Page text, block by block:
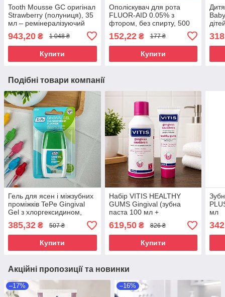
Tooth Mousse GC оригінал
Strawberry (полуниця), 35
мл – ремінералізуючий
чутливості, без фтору
943,20 ₴ 1 048 ₴
Купити
Ополіскувач для рота
FLUOR-AID 0.05% з
фтором, без спирту, 500
мл — для дітей від 6 років
і дорослих
152,22₴ 177 ₴
Купити
318
Подібні товари компанії
Гель для ясен і міжзубних
проміжків TePe Gingival
Gel з хлоргексидином,
ксилітом і фтором, 20 мл
385,32 ₴ 507 ₴
Купити
Набір VITIS HEALTHY
GUMS Gingival (зубна
паста 100 мл +
ополіскувач 500 мл)
619,50₴ 826 ₴
Купити
мл
342
Акційні пропозиції та новинки
–17% –16%